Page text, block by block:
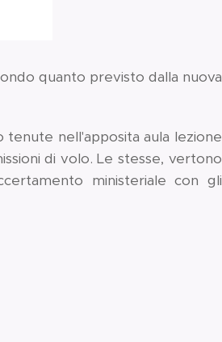
quanto previsto dalla nuova
nell'apposita aula lezione
di volo. Le stesse, vertono
ministeriale con gli